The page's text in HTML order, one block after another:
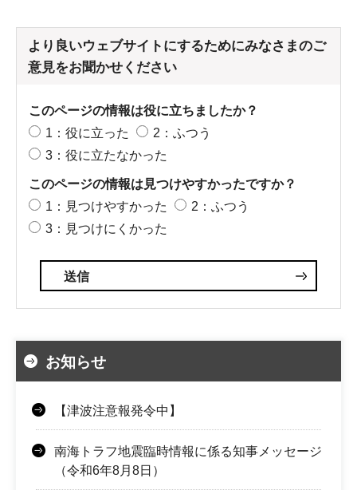
より良いウェブサイトにするためにみなさまのご
意見をお聞かせください
このページの情報は役に立ちましたか？
1：役に立った
2：ふつう
3：役に立たなかった
このページの情報は見つけやすかったですか？
1：見つけやすかった
2：ふつう
3：見つけにくかった
お知らせ
【津波注意報発令中】
南海トラフ地震臨時情報に係る知事メッセージ
（令和6年8月8日）